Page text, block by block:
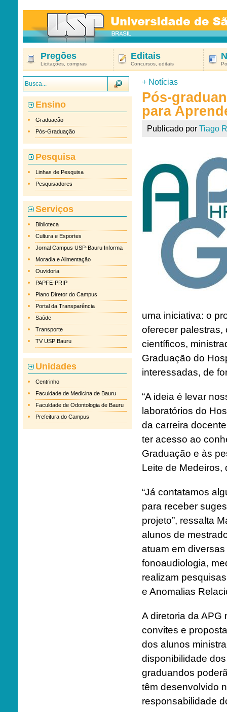
Pregões
Licitações, compras
Editais
Concursos, editais
Ensino
Graduação
Pós-Graduação
Pesquisa
Linhas de Pesquisa
Pesquisadores
Serviços
Biblioteca
Cultura e Esportes
Jornal Campus USP-Bauru Informa
Moradia e Alimentação
Ouvidoria
PAPFE-PRIP
Plano Diretor do Campus
Portal da Transparência
Saúde
Transporte
TV USP Bauru
Unidades
Centrinho
Faculdade de Medicina de Bauru
Faculdade de Odontologia de Bauru
Prefeitura do Campus
+ Notícias
Pós-
para
Publicado por Tiago
uma iniciativa: o
oferecer palestras,
científicos,
Graduação do
interessadas, de
“A ideia é levar
laboratórios do
da carreira
ter acesso ao
Graduação e às
Leite de Medeiros,
“Já contatamos
para receber
projeto”, ressalta
alunos de
atuam em
fonoaudiologia,
realizam
e Anomalias
A diretoria da APG
convites e
dos alunos
disponibilidade
graduandos
têm desenvolvido
responsabilidade